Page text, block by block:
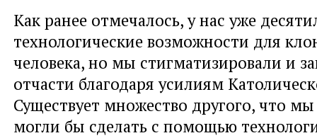
Как ранее отмечалось, у нас уже
технологические возможности для
человека, но мы стигматизировали и
отчасти благодаря усилиям
Существует множество другого, что
могли бы сделать с помощью